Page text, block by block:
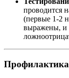
проводится
(первые 1-2
выражены, и